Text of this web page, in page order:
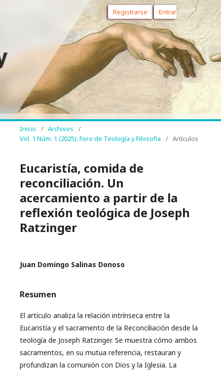
Registrarse Entrar
Inicio / Archivos
/
Vol. 1 Núm. 1 (2025): Foro de Teología y Filosofia
/ Artículos
Eucaristía, comida de
reconciliación. Un
acercamiento a partir de la
reflexión teológica de Joseph
Ratzinger
Juan Domingo Salinas Donoso
Resumen
El artículo analiza la relación intrínseca entre la
Eucaristía y el sacramento de la Reconciliación desde la
teología de Joseph Ratzinger. Se muestra cómo ambos
sacramentos, en su mutua referencia, restauran y
profundizan la comunión con Dios y la Iglesia. La